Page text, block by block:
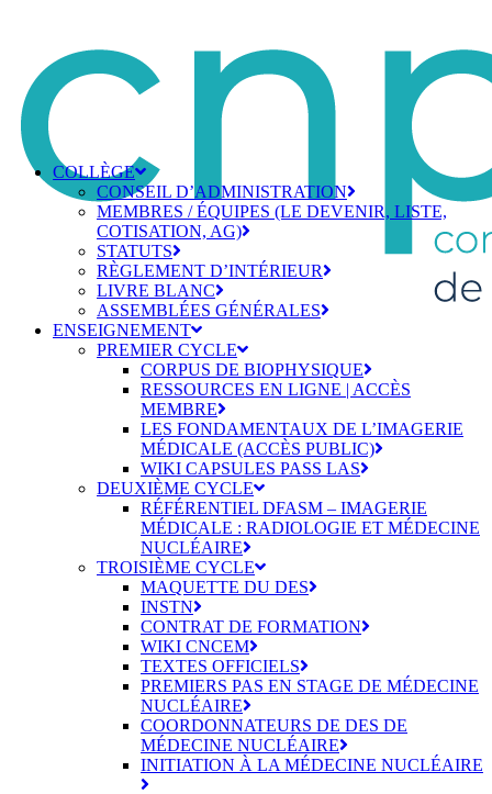
COLLÈGE
CONSEIL D’ADMINISTRATION
MEMBRES / ÉQUIPES (LE DEVENIR, LISTE,
COTISATION, AG)
STATUTS
RÈGLEMENT D’INTÉRIEUR
LIVRE BLANC
ASSEMBLÉES GÉNÉRALES
ENSEIGNEMENT
PREMIER CYCLE
CORPUS DE BIOPHYSIQUE
RESSOURCES EN LIGNE | ACCÈS
MEMBRE
LES FONDAMENTAUX DE L’IMAGERIE
MÉDICALE (ACCÈS PUBLIC)
WIKI CAPSULES PASS LAS
DEUXIÈME CYCLE
RÉFÉRENTIEL DFASM – IMAGERIE
MÉDICALE : RADIOLOGIE ET MÉDECINE
NUCLÉAIRE
TROISIÈME CYCLE
MAQUETTE DU DES
INSTN
CONTRAT DE FORMATION
WIKI CNCEM
TEXTES OFFICIELS
PREMIERS PAS EN STAGE DE MÉDECINE
NUCLÉAIRE
COORDONNATEURS DE DES DE
MÉDECINE NUCLÉAIRE
INITIATION À LA MÉDECINE NUCLÉAIRE